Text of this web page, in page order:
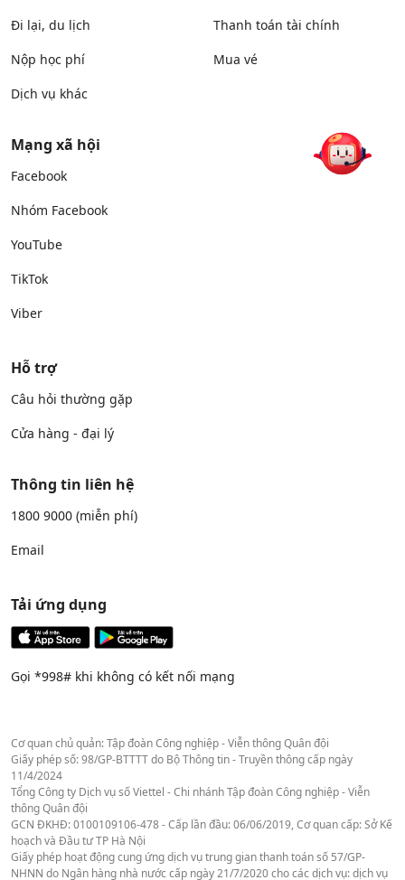
Đi lại, du lịch
Nộp học phí
Dịch vụ khác
Thanh toán tài chính
Mua vé
Mạng xã hội
Facebook
Nhóm Facebook
YouTube
TikTok
Viber
Hỗ trợ
Câu hỏi thường gặp
Cửa hàng - đại lý
Thông tin liên hệ
1800 9000 (miễn phí)
Email
Tải ứng dụng
Gọi *998# khi không có kết nối mạng
Cơ quan chủ quản: Tập đoàn Công nghiệp - Viễn thông Quân đội
Giấy phép số: 98/GP-BTTTT do Bộ Thông tin - Truyền thông cấp ngày
11/4/2024
Tổng Công ty Dịch vụ số Viettel - Chi nhánh Tập đoàn Công nghiệp - Viễn
thông Quân đội
GCN ĐKHĐ: 0100109106-478 - Cấp lần đầu: 06/06/2019, Cơ quan cấp: Sở Kế
hoạch và Đầu tư TP Hà Nội
Giấy phép hoạt động cung ứng dịch vụ trung gian thanh toán số 57/GP-
NHNN do Ngân hàng nhà nước cấp ngày 21/7/2020 cho các dịch vụ: dịch vụ